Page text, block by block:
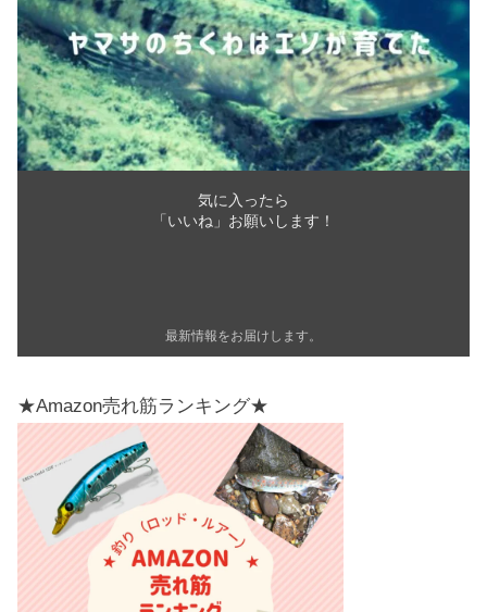
気に入ったら
「いいね」お願いします！
最新情報をお届けします。
★Amazon売れ筋ランキング★